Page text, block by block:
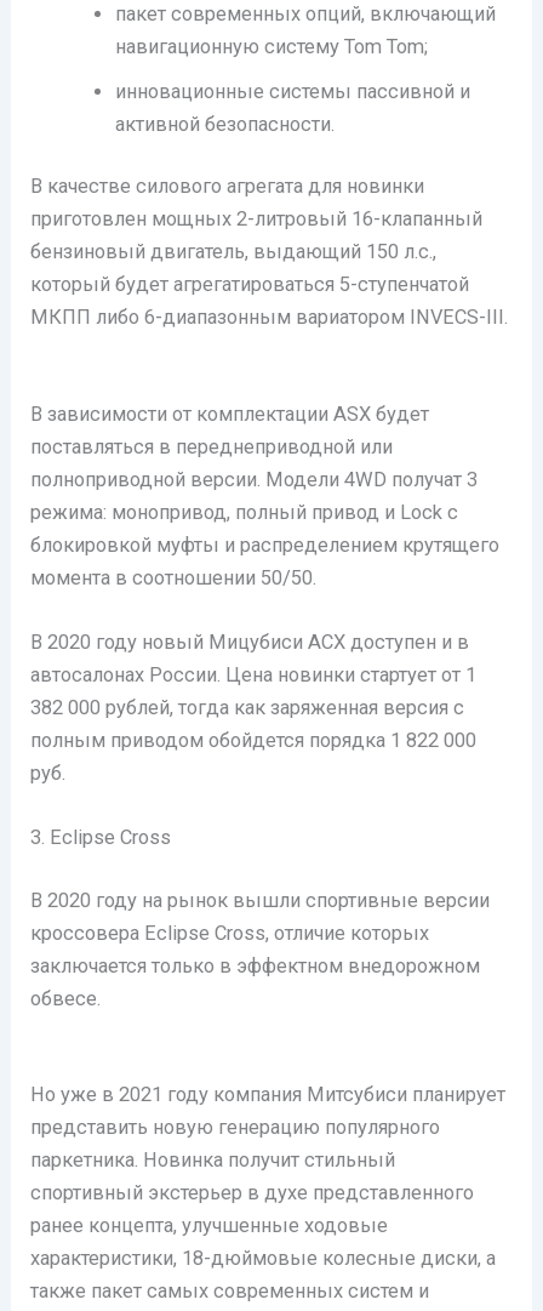
пакет современных опций, включающий
навигационную систему Tom Tom;
инновационные системы пассивной и
активной безопасности.
В качестве силового агрегата для новинки
приготовлен мощных 2-литровый 16-клапанный
бензиновый двигатель, выдающий 150 л.с.,
который будет агрегатироваться 5-ступенчатой
МКПП либо 6-диапазонным вариатором INVECS-III.
В зависимости от комплектации ASX будет
поставляться в переднеприводной или
полноприводной версии. Модели 4WD получат 3
режима: монопривод, полный привод и Lock с
блокировкой муфты и распределением крутящего
момента в соотношении 50/50.
В 2020 году новый Мицубиси АСХ доступен и в
автосалонах России. Цена новинки стартует от 1
382 000 рублей, тогда как заряженная версия с
полным приводом обойдется порядка 1 822 000
руб.
3. Eclipse Cross
В 2020 году на рынок вышли спортивные версии
кроссовера Eclipse Cross, отличие которых
заключается только в эффектном внедорожном
обвесе.
Но уже в 2021 году компания Митсубиси планирует
представить новую генерацию популярного
паркетника. Новинка получит стильный
спортивный экстерьер в духе представленного
ранее концепта, улучшенные ходовые
характеристики, 18-дюймовые колесные диски, а
также пакет самых современных систем и